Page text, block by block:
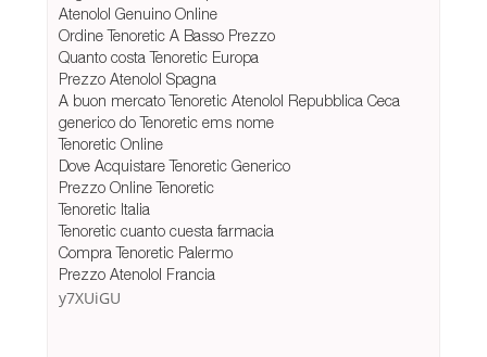
Atenolol Genuino Online
Ordine Tenoretic A Basso Prezzo
Quanto costa Tenoretic Europa
Prezzo Atenolol Spagna
A buon mercato Tenoretic Atenolol Repubblica Ceca
generico do Tenoretic ems nome
Tenoretic Online
Dove Acquistare Tenoretic Generico
Prezzo Online Tenoretic
Tenoretic Italia
Tenoretic cuanto cuesta farmacia
Compra Tenoretic Palermo
Prezzo Atenolol Francia
y7XUiGU